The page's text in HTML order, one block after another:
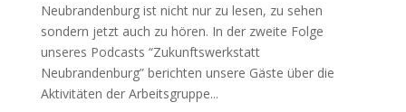
Neubrandenburg ist nicht nur zu lesen, zu sehen
sondern jetzt auch zu hören. In der zweite Folge
unseres Podcasts “Zukunftswerkstatt
Neubrandenburg” berichten unsere Gäste über die
Aktivitäten der Arbeitsgruppe...